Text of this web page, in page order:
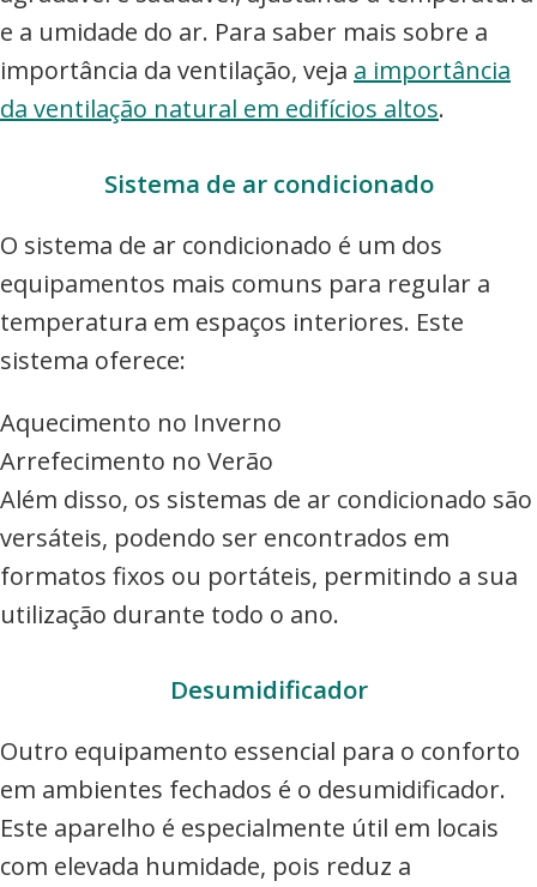
e a umidade do ar. Para saber mais sobre a
importância da ventilação, veja a importância
da ventilação natural em edifícios altos.
Sistema de ar condicionado
O sistema de ar condicionado é um dos
equipamentos mais comuns para regular a
temperatura em espaços interiores. Este
sistema oferece:
Aquecimento no Inverno
Arrefecimento no Verão
Além disso, os sistemas de ar condicionado são
versáteis, podendo ser encontrados em
formatos fixos ou portáteis, permitindo a sua
utilização durante todo o ano.
Desumidificador
Outro equipamento essencial para o conforto
em ambientes fechados é o desumidificador.
Este aparelho é especialmente útil em locais
com elevada humidade, pois reduz a